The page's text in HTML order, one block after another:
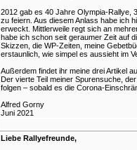
2012 gab es 40 Jahre Olympia-Rallye,
zu feiern. Aus diesem Anlass habe ich
erweckt. Mittlerweile regt sich an
habe ich schon seit geraumer Zeit auf
Skizzen, die WP-Zeiten, meine
erstaunlich, wie simpel es aussieht im
Außerdem findet ihr meine drei Artikel
Der vierte Teil meiner Spurensuche,
folgen – sobald es die Corona-
Alfred Gorny
Juni 2021
Liebe Rallyefreunde,